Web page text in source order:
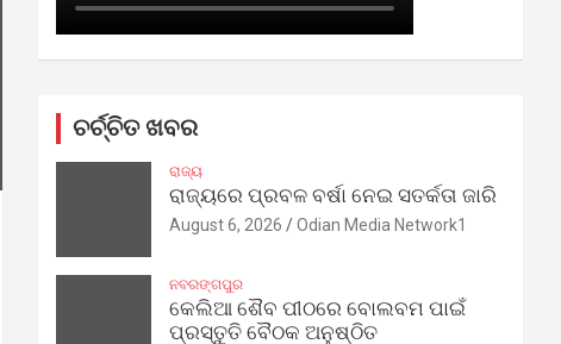
ଚର୍ଚ୍ଚିତ ଖବର
ରାଜ୍ୟ
ରାଜ୍ୟରେ ପ୍ରବଳ ବର୍ଷା ନେଇ ସତର୍କତା ଜାରି
August 6, 2026 Odian Media Network1
ନବରଙ୍ଗପୁର
କେଲିଆ ଶୈବ ପୀଠରେ ବୋଲବମ ପାଇଁ
ପ୍ରସ୍ତୁତି ବୈଠକ ଅନୁଷ୍ଠିତ